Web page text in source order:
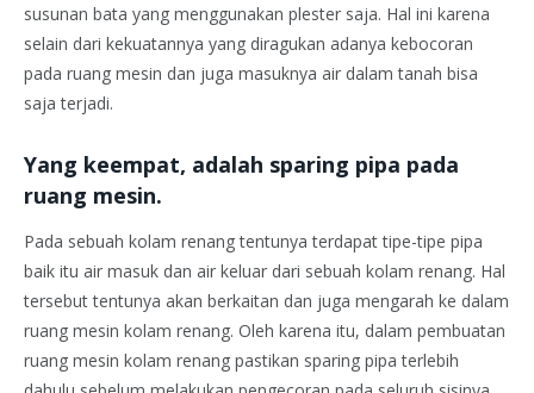
susunan bata yang menggunakan plester saja. Hal ini karena
selain dari kekuatannya yang diragukan adanya kebocoran
pada ruang mesin dan juga masuknya air dalam tanah bisa
saja terjadi.
Yang keempat, adalah sparing pipa pada
ruang mesin.
Pada sebuah kolam renang tentunya terdapat tipe-tipe pipa
baik itu air masuk dan air keluar dari sebuah kolam renang. Hal
tersebut tentunya akan berkaitan dan juga mengarah ke dalam
ruang mesin kolam renang. Oleh karena itu, dalam pembuatan
ruang mesin kolam renang pastikan sparing pipa terlebih